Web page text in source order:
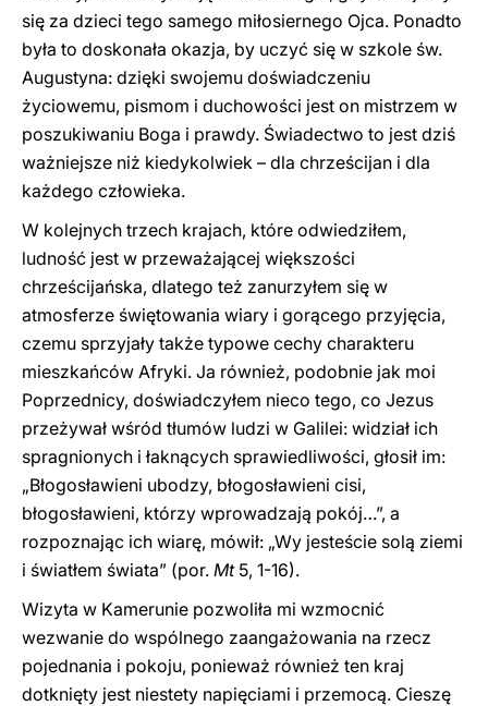
się za dzieci tego samego miłosiernego Ojca. Ponadto
była to doskonała okazja, by uczyć się w szkole św.
Augustyna: dzięki swojemu doświadczeniu
życiowemu, pismom i duchowości jest on mistrzem w
poszukiwaniu Boga i prawdy. Świadectwo to jest dziś
ważniejsze niż kiedykolwiek – dla chrześcijan i dla
każdego człowieka.
W kolejnych trzech krajach, które odwiedziłem,
ludność jest w przeważającej większości
chrześcijańska, dlatego też zanurzyłem się w
atmosferze świętowania wiary i gorącego przyjęcia,
czemu sprzyjały także typowe cechy charakteru
mieszkańców Afryki. Ja również, podobnie jak moi
Poprzednicy, doświadczyłem nieco tego, co Jezus
przeżywał wśród tłumów ludzi w Galilei: widział ich
spragnionych i łaknących sprawiedliwości, głosił im:
„Błogosławieni ubodzy, błogosławieni cisi,
błogosławieni, którzy wprowadzają pokój…”, a
rozpoznając ich wiarę, mówił: „Wy jesteście solą ziemi
i światłem świata” (por. Mt5, 1-16).
Wizyta w Kamerunie pozwoliła mi wzmocnić
wezwanie do wspólnego zaangażowania na rzecz
pojednania i pokoju, ponieważ również ten kraj
dotknięty jest niestety napięciami i przemocą. Cieszę